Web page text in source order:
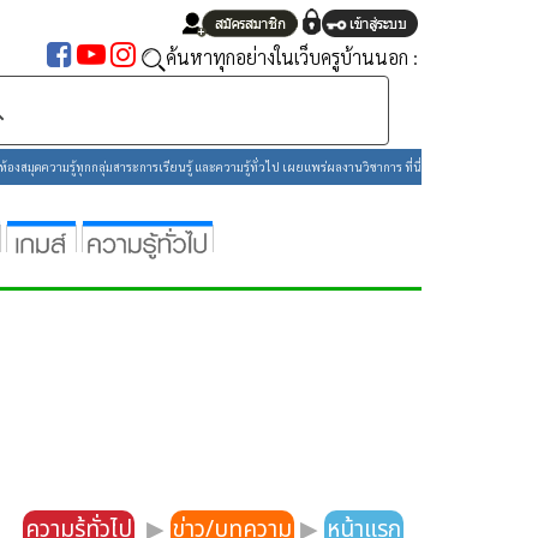
สมุดความรู้ทุกกลุ่มสาระการเรียนรู้ และความรู้ทั่วไป เผยแพร่ผลงานวิชาการ ที่นี่